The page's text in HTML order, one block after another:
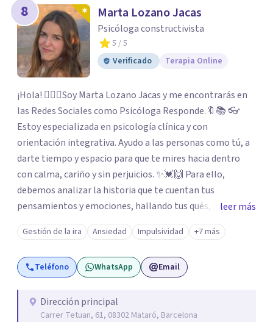
8 Marta Lozano Jacas
Psicóloga constructivista
5 / 5
Verificado
Terapia Online
¡Hola! 🙋🏼‍♀️Soy Marta Lozano Jacas y me encontrarás en
las Redes Sociales como Psicóloga Responde.🔖📚 👓
Estoy especializada en psicología clínica y con
orientación integrativa. Ayudo a las personas como tú, a
darte tiempo y espacio para que te mires hacia dentro
con calma, cariño y sin perjuicios. ✨💓🙌 Para ello,
debemos analizar la historia que te cuentan tus
pensamientos y emociones, hallando tus qués, tus
cómos, tus porqués, tus cuándos y tus dóndes a lo largo
de tu vida. Así, podrás desenredar el lío que es vivir, podrás
aceptar quien eres: un ser humano que siente, que piensa
y que hace; un ser que se contradice, que tiene dudas y que
leer más
Gestión de la ira Ansiedad Impulsividad +7 más
Teléfono WhatsApp Email
Dirección principal
Carrer Tetuan, 61, 08302 Mataró, Barcelona